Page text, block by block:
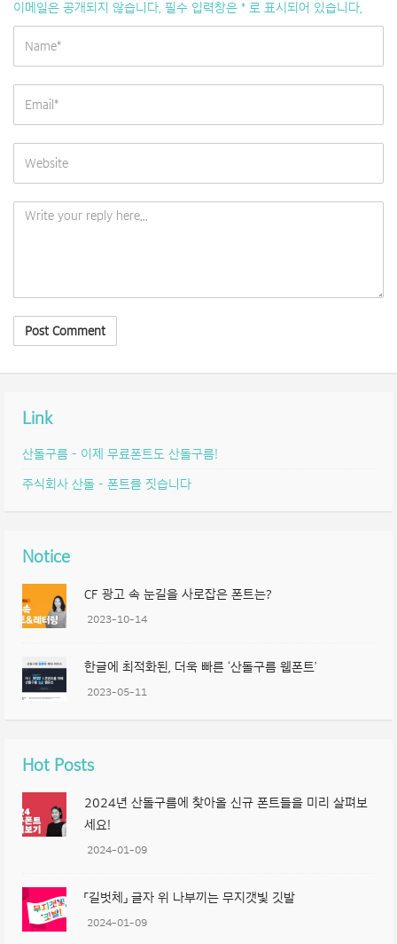
이메일은 공개되지 않습니다. 필수 입력창은 * 로 표시되어 있습니다.
Link
산돌구름 – 이제 무료폰트도 산돌구름!
주식회사 산돌 – 폰트를 짓습니다
Notice
CF 광고 속 눈길을 사로잡은 폰트는?
2023-10-14
한글에 최적화된, 더욱 빠른 ‘산돌구름 웹폰트’
2023-05-11
Hot Posts
2024년 산돌구름에 찾아올 신규 폰트들을 미리 살펴보
세요!
2024-01-09
「길벗체」 글자 위 나부끼는 무지갯빛 깃발
2024-01-09